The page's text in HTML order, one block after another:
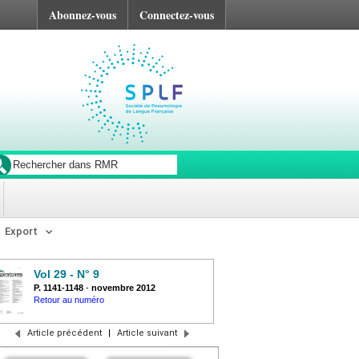
Abonnez-vous Connectez-vous
Export
Vol 29 - N° 9
P. 1141-1148 - novembre 2012
Retour au numéro
Article précédent | Article suivant